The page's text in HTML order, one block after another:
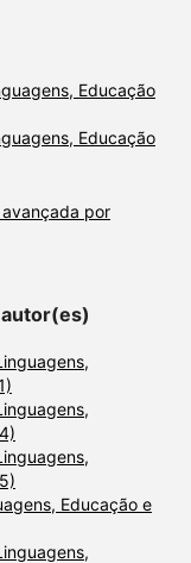
Educação
Educação
por
Educação e